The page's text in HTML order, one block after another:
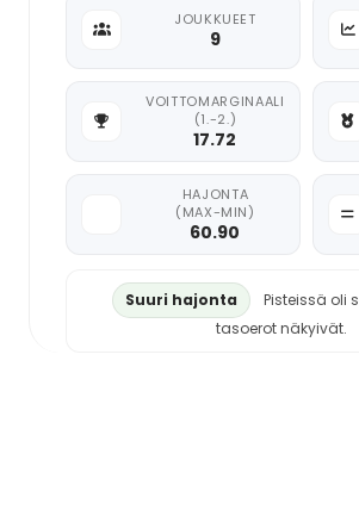
JOUKKUEET
9
VOITTOMARGINAALI
(1.-2.)
17.72
HAJONTA
(MAX-MIN)
60.90
Suuri hajonta
Pisteissä oli
tasoerot näkyivät.